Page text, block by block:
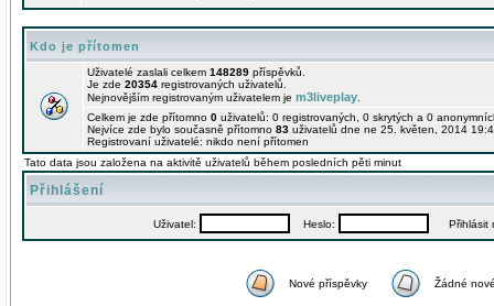
Kdo je přítomen
Uživatelé zaslali celkem 148289 příspěvků.
Je zde 20354 registrovaných uživatelů.
Nejnovějším registrovaným uživatelem je m3liveplay
Celkem je zde přítomno 0 uživatelů: 0 registrovaných, 0 skrytých a 0
Nejvíce zde bylo současně přítomno 83 uživatelů dne ne 25. květen, 2014
Registrovaní uživatelé: nikdo není přítomen
Tato data jsou založena na aktivitě uživatelů během posledních pěti minut
Přihlášení
Uživatel: Heslo: Přihlásit
Nové příspěvky Žádné